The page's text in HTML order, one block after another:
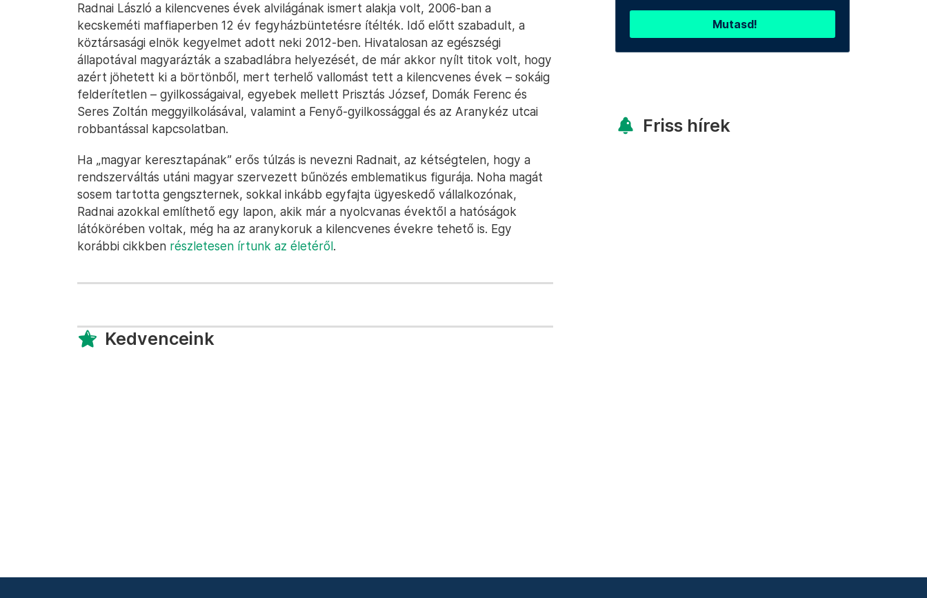
Radnai László a kilencvenes évek alvilágának ismert alakja volt, 2006-ban a
kecskeméti maffiaperben 12 év fegyházbüntetésre ítélték. Idő előtt szabadult, a
köztársasági elnök kegyelmet adott neki 2012-ben. Hivatalosan az egészségi
állapotával magyarázták a szabadlábra helyezését, de már akkor nyílt titok volt, hogy
azért jöhetett ki a börtönből, mert terhelő vallomást tett a kilencvenes évek – sokáig
felderítetlen – gyilkosságaival, egyebek mellett Prisztás József, Domák Ferenc és
Seres Zoltán meggyilkolásával, valamint a Fenyő-gyilkossággal és az Aranykéz utcai
robbantással kapcsolatban.
Ha „magyar keresztapának” erős túlzás is nevezni Radnait, az kétségtelen, hogy a
rendszerváltás utáni magyar szervezett bűnözés emblematikus figurája. Noha magát
sosem tartotta gengszternek, sokkal inkább egyfajta ügyeskedő vállalkozónak,
Radnai azokkal említhető egy lapon, akik már a nyolcvanas évektől a hatóságok
látókörében voltak, még ha az aranykoruk a kilencvenes évekre tehető is. Egy
korábbi cikkben részletesen írtunk az életéről.
Kedvenceink
Mutasd!
Friss hírek